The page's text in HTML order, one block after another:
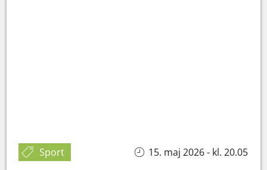
Sport 15. maj 2026 - kl. 20.05